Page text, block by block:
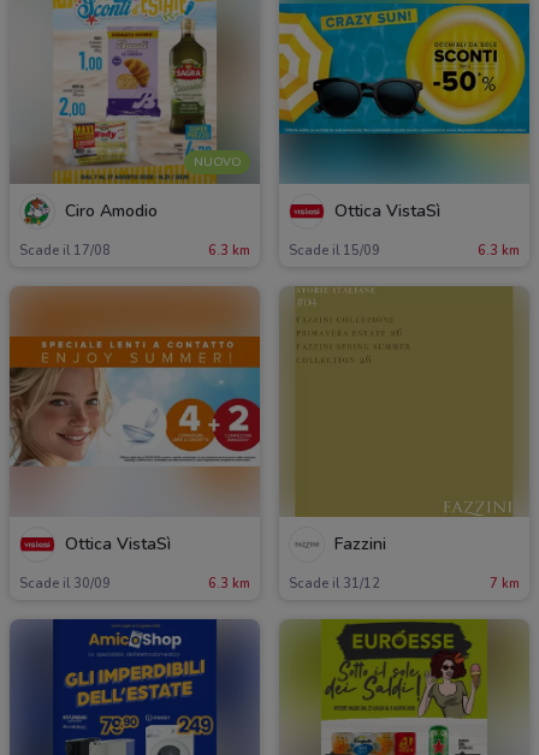
NUOVO
Ciro Amodio
Scade il 17/08 6.3 km
Ottica VistaSì
Scade il 15/09 6.3 km
Ottica VistaSì
Scade il 30/09 6.3 km
Fazzini
Scade il 31/12 7 km